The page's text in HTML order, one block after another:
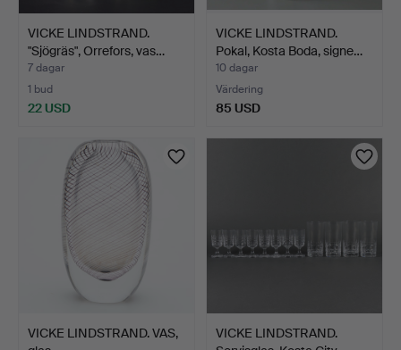
VICKE LINDSTRAND.
"Sjögräs", Orrefors, vas…
7 dagar
1 bud
22 USD
VICKE LINDSTRAND.
Pokal, Kosta Boda, signe…
10 dagar
Värdering
85 USD
VICKE LINDSTRAND. VAS,
VICKE LINDSTRAND.